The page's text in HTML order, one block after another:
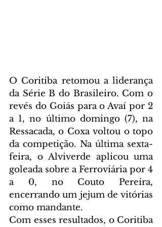
O Coritiba retomou a liderança
da Série B do Brasileiro. Com o
revés do Goiás para o Avaí por 2
a 1, no último domingo (7), na
Ressacada, o Coxa voltou o topo
da competição. Na última sexta-
feira, o Alviverde aplicou uma
goleada sobre a Ferroviária por 4
a 0, no Couto Pereira,
encerrando um jejum de vitórias
como mandante.
Com esses resultados, o Coritiba